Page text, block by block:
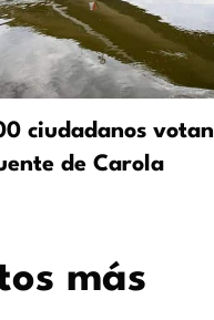
ciudadanos votan
de Carola
más